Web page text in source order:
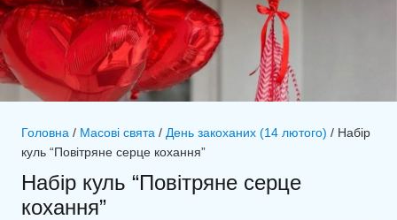
Головна / Масові свята / День закоханих (14 лютого) / Набір
куль “Повітряне серце кохання”
Набір куль “Повітряне серце
кохання”